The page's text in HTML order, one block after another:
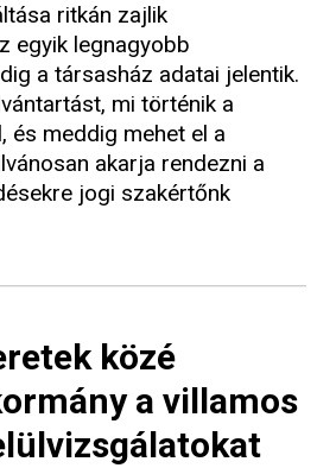
ritkán zajlik
egyik legnagyobb
a társasház adatai jelentik.
mi történik a
és meddig mehet el a
akarja rendezni a
jogi szakértőnk
közé
a villamos